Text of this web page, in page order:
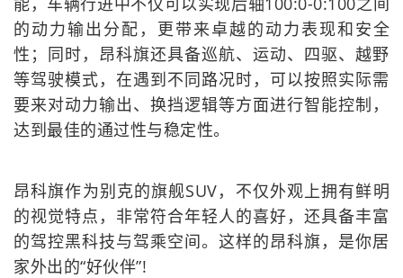
的动力输出分配，更带来卓越的动力表现和安全
性；同时，昂科旗还具备巡航、运动、四驱、越野
等驾驶模式，在遇到不同路况时，可以按照实际需
要来对动力输出、换挡逻辑等方面进行智能控制，
达到最佳的通过性与稳定性。
昂科旗作为别克的旗舰SUV，不仅外观上拥有鲜明
的视觉特点，非常符合年轻人的喜好，还具备丰富
的驾控黑科技与驾乘空间。这样的昂科旗，是你居
家外出的“好伙伴”!